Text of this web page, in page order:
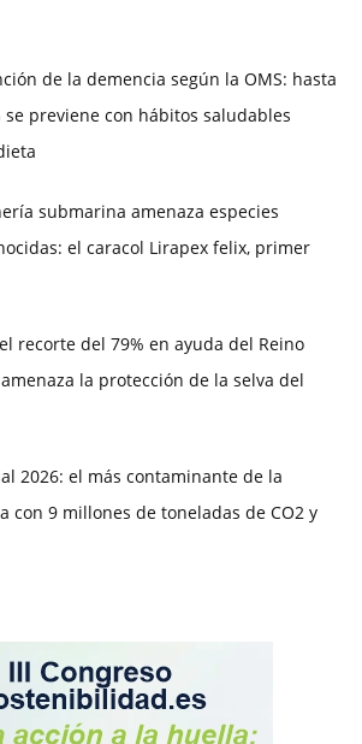
de la demencia según la OMS: hasta
se previene con hábitos saludables
submarina amenaza especies
el caracol Lirapex felix, primer
recorte del 79% en ayuda del Reino
la protección de la selva del
2026: el más contaminante de la
con 9 millones de toneladas de CO2 y